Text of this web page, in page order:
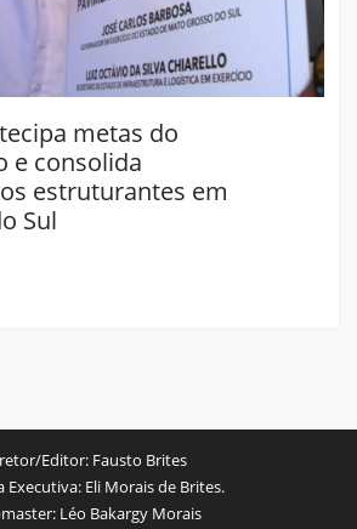
metas do
e consolida
estruturantes em
Sul
Editor:Fausto Brites
Executiva: Eli Morais de Brites.
Léo Bakargy Morais